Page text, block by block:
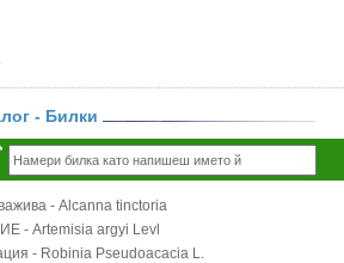
- Билки
- Alcanna tinctoria
- Artemisia argyi Levl
- Robinia Pseudoacacia L.